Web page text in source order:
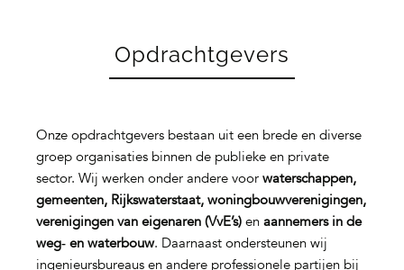
Opdrachtgevers
Onze opdrachtgevers bestaan uit een brede en diverse
groep organisaties binnen de publieke en private
sector. Wij werken onder andere voor waterschappen,
gemeenten, Rijkswaterstaat, woningbouwverenigingen,
verenigingen van eigenaren (VvE’s)en aannemers in de
weg‑ en waterbouw. Daarnaast ondersteunen wij
ingenieursbureaus en andere professionele partijen bij